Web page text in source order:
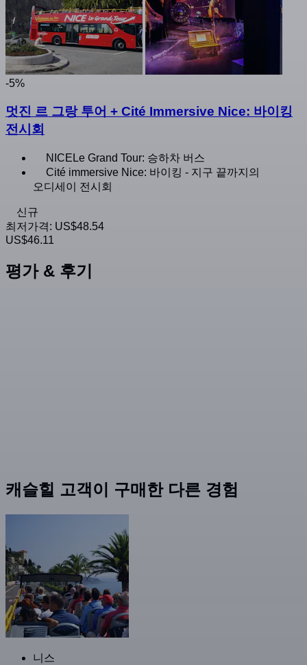
-5%
멋진 르 그랑 투어 + Cité Immersive Nice: 바이킹
전시회
NICELe Grand Tour: 승하차 버스
Cité immersive Nice: 바이킹 - 지구 끝까지의
오디세이 전시회
신규
최저가격: US$48.54
US$46.11
평가 & 후기
캐슬힐 고객이 구매한 다른 경험
니스